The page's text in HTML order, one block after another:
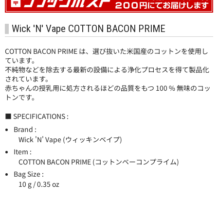
Wick 'N' Vape COTTON BACON PRIME
COTTON BACON PRIME は、選び抜いた米国産のコットンを使用し
ています。
不純物などを除去する最新の設備による浄化プロセスを得て製品化
されています。
赤ちゃんの授乳用に処方されるほどの品質をもつ 100 % 無味のコッ
トンです。
■ SPECIFICATIONS :
Brand :
Wick 'N' Vape (ウィッキンベイプ)
Item :
COTTON BACON PRIME (コットンベーコンプライム)
Bag Size :
10 g / 0.35 oz